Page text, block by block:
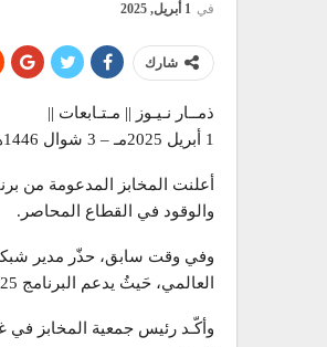
في 1 أبريل, 2025
شارك
ذمــار نـيـوز || مـتـابعات ||
1 أبريل 2025مـ – 3 شوال 1446هـ
أعلنت المخابز المدعومة من
والوقود في القطاع المحاصر.
وفي وقت سابق، حذّر مدير شبكة
العالمي، حَيثُ يدعم البرنامج 25 مخبزًا في قطاع غزة، منها 6 مخابز أغلقت سابقًا؛ بسَببِ نفاد غاز الطهي.
وأكّـد رئيس جمعية المخابز